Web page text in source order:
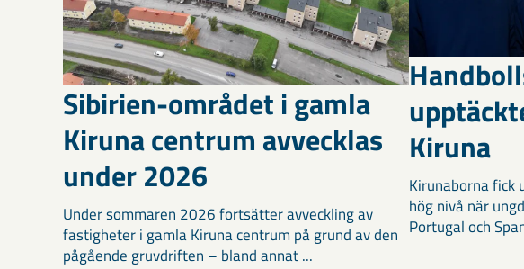
Sibirien-området i gamla
Kiruna centrum avvecklas
under 2026
Under sommaren 2026 fortsätter avveckling av
fastigheter i gamla Kiruna centrum på grund av den
pågående gruvdriften – bland annat ...
Kiruna
Kirunaborna fick
hög nivå när
Portugal och